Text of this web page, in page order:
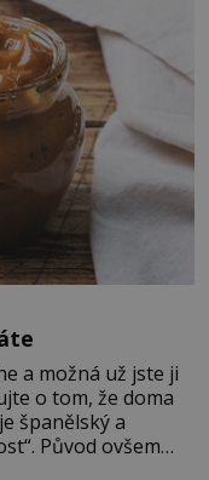
„Veselý“,
vesnici
hranic […]
a možná už jste ji
o tom, že doma
španělský a
Původ ovšem